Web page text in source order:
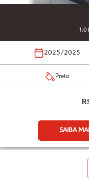
1.0
2025/2025
Preto
SAIBA